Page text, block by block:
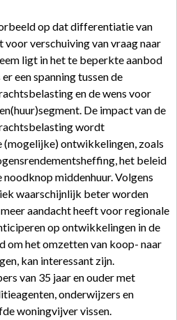
op dat differentiatie van
verschuiving van vraag naar
ligt in het te beperkte aanbod
een spanning tussen de
en de wens voor
De impact van de
wordt
(mogelijke) ontwikkelingen, zoals
het beleid
noodknop middenhuur. Volgens
waarschijnlijk beter worden
aandacht heeft voor regionale
op ontwikkelingen in de
om het omzetten van koop- naar
kan interessant zijn.
van 35 jaar en ouder met
onderwijzers en
woningvijver vissen.